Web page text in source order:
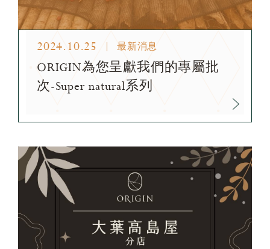
2024.10.25 最新消息
ORIGIN為您呈獻我們的專屬批
次-Super natural系列